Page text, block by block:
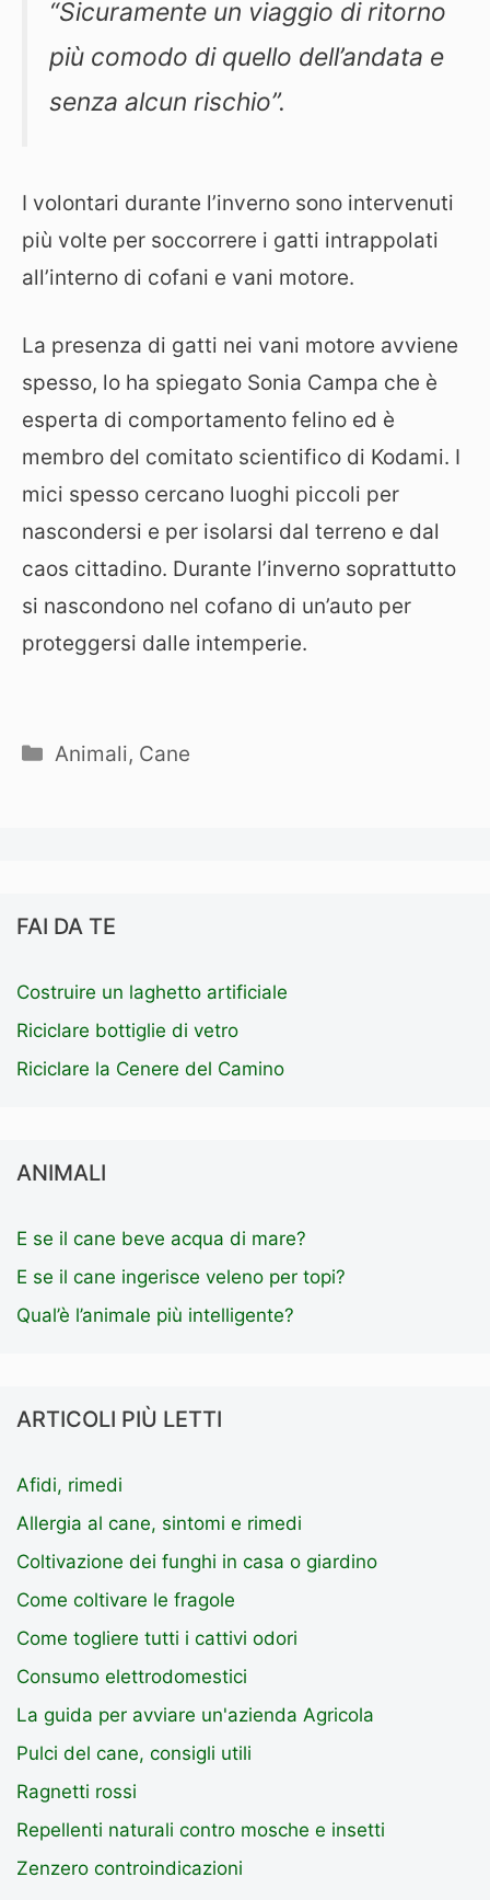
“Sicuramente un viaggio di ritorno
più comodo di quello dell’andata e
senza alcun rischio”.
I volontari durante l’inverno sono intervenuti
più volte per soccorrere i gatti intrappolati
all’interno di cofani e vani motore.
La presenza di gatti nei vani motore avviene
spesso, lo ha spiegato Sonia Campa che è
esperta di comportamento felino ed è
membro del comitato scientifico di Kodami. I
mici spesso cercano luoghi piccoli per
nascondersi e per isolarsi dal terreno e dal
caos cittadino. Durante l’inverno soprattutto
si nascondono nel cofano di un’auto per
proteggersi dalle intemperie.
Categorie
Animali, Cane
FAI DA TE
Costruire un laghetto artificiale
Riciclare bottiglie di vetro
Riciclare la Cenere del Camino
ANIMALI
E se il cane beve acqua di mare?
E se il cane ingerisce veleno per topi?
Qual’è l’animale più intelligente?
ARTICOLI PIÙ LETTI
Afidi, rimedi
Allergia al cane, sintomi e rimedi
Coltivazione dei funghi in casa o giardino
Come coltivare le fragole
Come togliere tutti i cattivi odori
Consumo elettrodomestici
La guida per avviare un'azienda Agricola
Pulci del cane, consigli utili
Ragnetti rossi
Repellenti naturali contro mosche e insetti
Zenzero controindicazioni